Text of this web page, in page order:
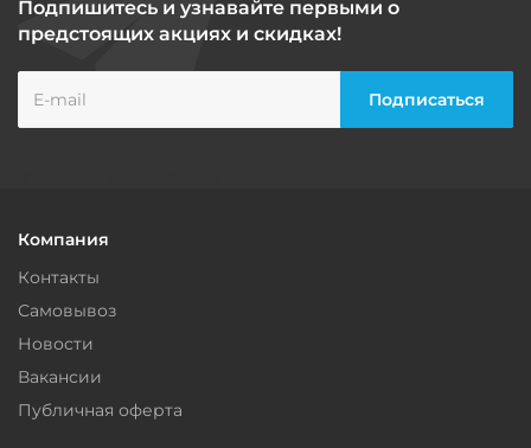
Подпишитесь и узнавайте первыми о
предстоящих акциях и скидках!
Компания
Контакты
Самовывоз
Новости
Вакансии
Публичная оферта